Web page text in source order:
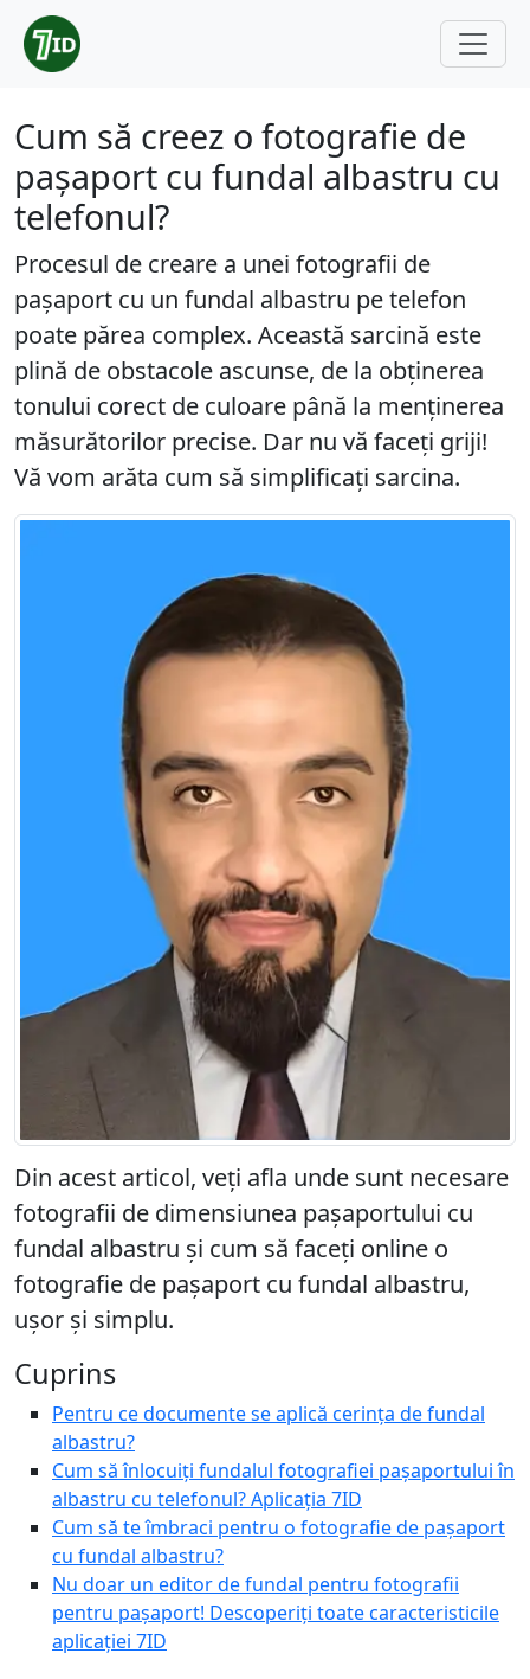
Cum să creez o fotografie de
pașaport cu fundal albastru cu
telefonul?
Procesul de creare a unei fotografii de
pașaport cu un fundal albastru pe telefon
poate părea complex. Această sarcină este
plină de obstacole ascunse, de la obținerea
tonului corect de culoare până la menținerea
măsurătorilor precise. Dar nu vă faceți griji!
Vă vom arăta cum să simplificați sarcina.
Din acest articol, veți afla unde sunt necesare
fotografii de dimensiunea pașaportului cu
fundal albastru și cum să faceți online o
fotografie de pașaport cu fundal albastru,
ușor și simplu.
Cuprins
Pentru ce documente se aplică cerința de fundal
albastru?
Cum să înlocuiți fundalul fotografiei pașaportului în
albastru cu telefonul? Aplicația 7ID
Cum să te îmbraci pentru o fotografie de pașaport
cu fundal albastru?
Nu doar un editor de fundal pentru fotografii
pentru pașaport! Descoperiți toate caracteristicile
aplicației 7ID